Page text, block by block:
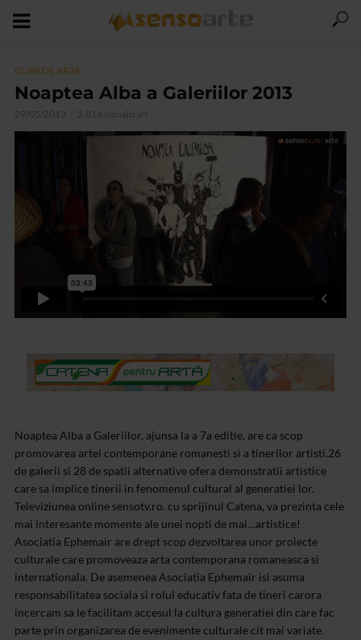
CLIPA DE ARTA
Noaptea Alba a Galeriilor 2013
29/05/2013 2.814 vizualizari
Noaptea Alba a Galeriilor, ajunsa la a 7a editie, are ca scop
promovarea artei contemporane romanesti si a tinerilor artisti.26
de galerii si 28 de spatii alternative ofera demonstratii artistice
care sa implice tinerii in fenomenul cultural al generatiei lor.
Televiziunea online sensotv.ro. cu sprijinul Catena, va prezinta cele
mai interesante momente ale unei nopti de mai…artistice!
Asociatia Ephemair are drept scop dezvoltarea unor proiecte
culturale care promoveaza arta contemporana romaneasca si
internationala. De asemenea Asociatia Ephemair isi asuma
responsabilitatea sociala si rolul educativ fata de tineri carora
incercam sa le facilitam accesul la cultura generatiei din care fac
parte prin organizarea de evenimente culturale cit mai variate.